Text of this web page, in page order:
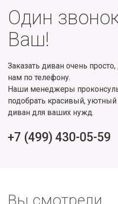
Один
Ваш!
Заказать диван очень
нам по телефону.
Наши менеджеры
подобрать красивый,
диван для ваших нужд.
+7 (499) 430-05-59
Вы смотрели